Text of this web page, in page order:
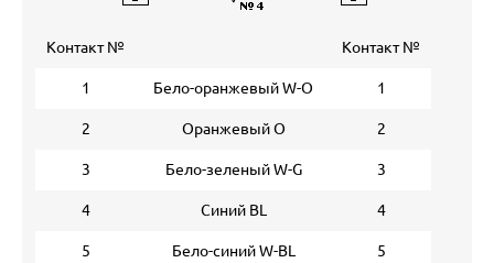
Контакт № Контакт №
1 Бело-оранжевый W-O 1
2 Оранжевый O 2
3 Бело-зеленый W-G 3
4 Синий BL 4
5 Бело-синий W-BL 5